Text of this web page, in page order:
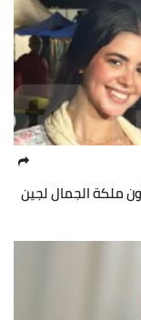
ملكة الجمال لجين